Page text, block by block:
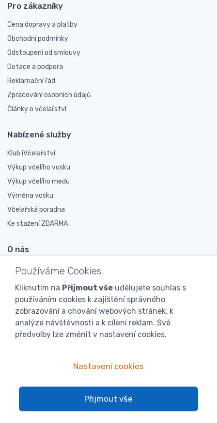
Pro zákazníky
Cena dopravy a platby
Obchodní podmínky
Odstoupení od smlouvy
Dotace a podpora
Reklamační řád
Zpracování osobních údajů
Články o včelařství
Nabízené služby
Klub iVčelařství
Výkup včelího vosku
Výkup včelího medu
Výměna vosku
Včelařská poradna
Ke stažení ZDARMA
O nás
O nás
Novinky
Doporučují nás
Podporujeme
Veletrhy a výstavy
Spokojení zákazníci
Používáme Cookies
Kliknutím na Přijmout vše udělujete souhlas s
používáním cookies k zajištění správného
zobrazování a chování webových stránek, k
analýze návštěvnosti a k cílení reklam. Své
předvolby lze změnit v nastavení cookies.
Nastavení cookies
Přijmout vše